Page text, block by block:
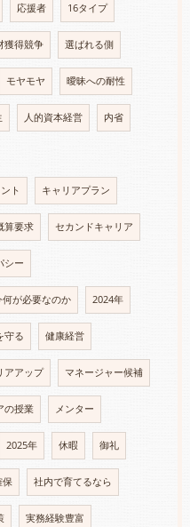
応援者 16タイプ
獲得競争 選ばれる側
モヤモヤ 曖昧への耐性
人的資本経営 内省
ト キャリアプラン
算要求 セカンドキャリア
シー
何が必要なのか 2024年
守る 健康経営
アアップ マネージャー候補
の授業 メンター
2025年 休暇 御礼
保 社内で育てるなら
実務経験豊富